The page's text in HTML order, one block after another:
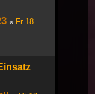
« Fr 18